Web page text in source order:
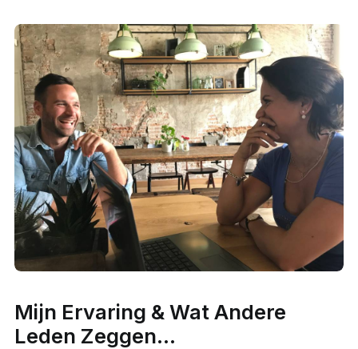
Mijn Ervaring & Wat Andere
Leden Zeggen…